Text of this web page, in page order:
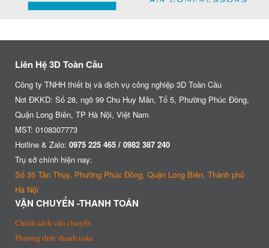
Liên Hệ 3D Toàn Cầu
Công ty TNHH thiết bị và dịch vụ công nghiệp 3D Toàn Cầu
Nơi ĐKKD: Số 28, ngõ 99 Chu Huy Mân, Tổ 5, Phường Phúc Đồng,
Quận Long Biên, TP Hà Nội, Việt Nam
MST: 0108307773
Hotline & Zalo: 0975 225 465 / 0982 387 240
Trụ sở chính hiện nay:
Số 35 Tân Thụy, Phường Phúc Đồng, Quận Long Biên, Thành phố
Hà Nội
VẬN CHUYỂN -THANH TOÁN
Chính sách vận chuyển
Phương thức thanh toán